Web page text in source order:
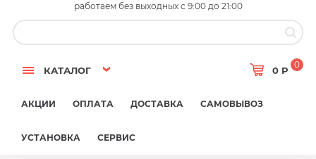
работаем без выходных с 9:00 до 21:00
КАТАЛОГ 0 Р
0
АКЦИИ ОПЛАТА ДОСТАВКА САМОВЫВОЗ
УСТАНОВКА СЕРВИС